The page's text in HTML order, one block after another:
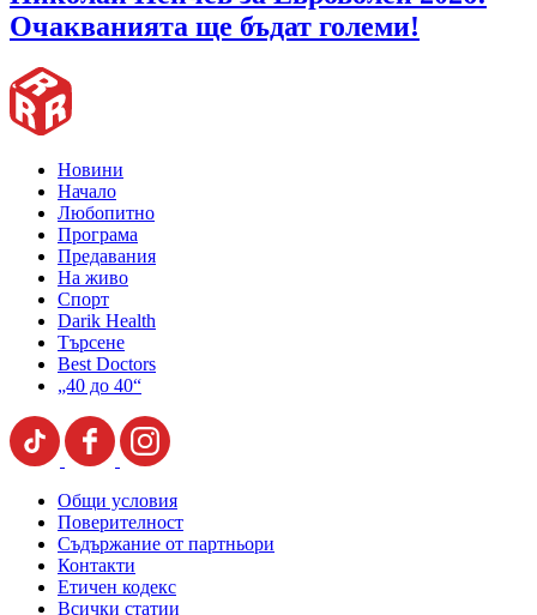
Очакванията ще бъдат големи!
Новини
Начало
Любопитно
Програма
Предавания
На живо
Спорт
Darik Health
Търсене
Best Doctors
„40 до 40“
Общи условия
Поверителност
Съдържание от партньори
Контакти
Етичен кодекс
Всички статии